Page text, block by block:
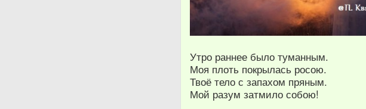
Утро раннее было туманным.
Моя плоть покрылась росою.
Твоё тело с запахом пряным.
Мой разум затмило собою!